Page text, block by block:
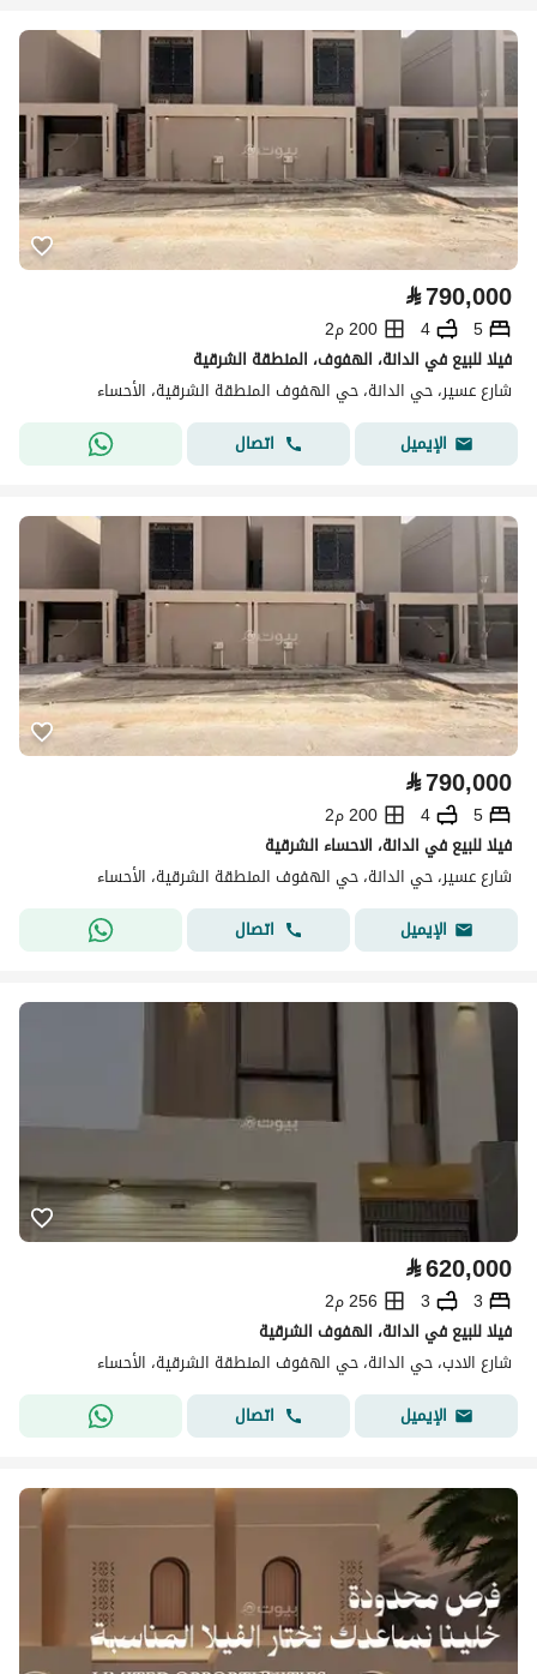
⃁790,000
5
4
200 م2
فيلا للبيع في الدانة، الهفوف، المنطقة الشرقية
شارع عسير، حي الدانة، حي الهفوف المنطقة الشرقية، الأحساء
الإيميل
اتصال
⃁790,000
5
4
200 م2
فيلا للبيع في الدانة، الاحساء الشرقية
شارع عسير، حي الدانة، حي الهفوف المنطقة الشرقية، الأحساء
الإيميل
اتصال
⃁620,000
3
3
256 م2
فيلا للبيع في الدانة، الهفوف الشرقية
شارع الادب، حي الدانة، حي الهفوف المنطقة الشرقية، الأحساء
الإيميل
اتصال